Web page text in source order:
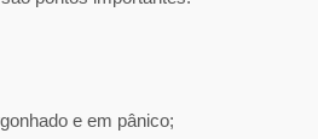
e em pânico;